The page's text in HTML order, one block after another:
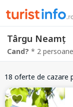
Târgu Neamț
Cand? * 2 persoane
18 oferte de cazare